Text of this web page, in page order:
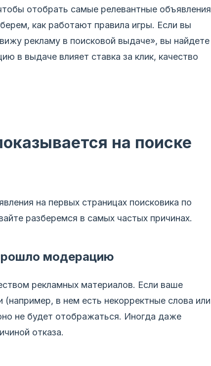
отобрать самые релевантные объявления
как работают правила игры. Если вы
рекламу в поисковой выдаче», вы найдете
в выдаче влияет ставка за клик, качество
на поиске
на первых страницах поисковика по
разберемся в самых частых причинах.
модерацию
рекламных материалов. Если ваше
в нем есть некорректные слова или
не будет отображаться. Иногда даже
отказа.